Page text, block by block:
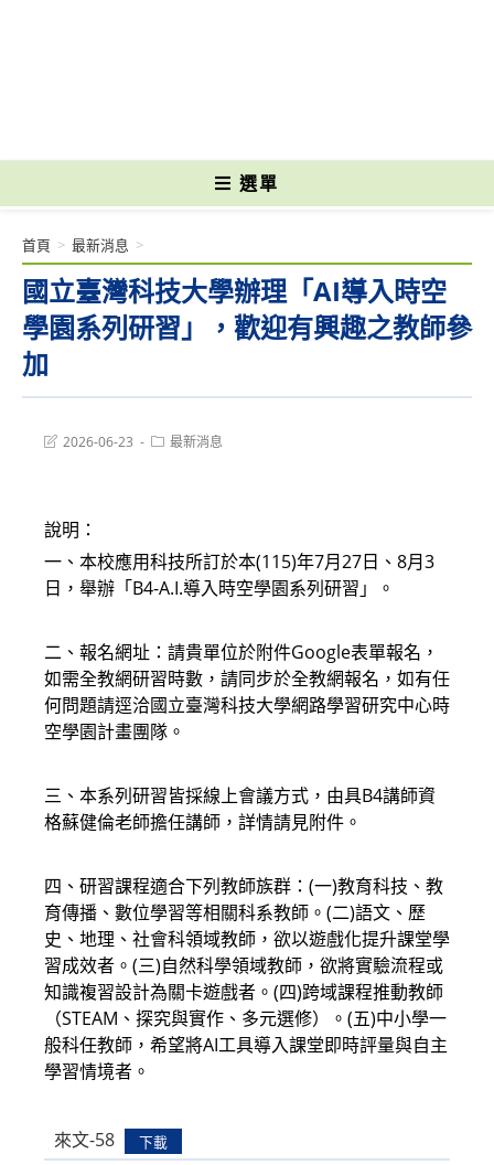
選單
國立臺灣科技大學辦理「AI導入時空
學園系列研習」，歡迎有興趣之教師參
加
首頁 > 最新消息 >
Post2026-06-23
Post最新消息
說明：
一、本校應用科技所訂於本(115)年7月27日、8月3
日，舉辦「B4-A.I.導入時空學園系列研習」。
二、報名網址：請貴單位於附件Google表單報名，
如需全教網研習時數，請同步於全教網報名，如有任
何問題請逕洽國立臺灣科技大學網路學習研究中心時
空學園計畫團隊。
三、本系列研習皆採線上會議方式，由具B4講師資
格蘇健倫老師擔任講師，詳情請見附件。
四、研習課程適合下列教師族群：(一)教育科技、教
育傳播、數位學習等相關科系教師。(二)語文、歷
史、地理、社會科領域教師，欲以遊戲化提升課堂學
習成效者。(三)自然科學領域教師，欲將實驗流程或
知識複習設計為關卡遊戲者。(四)跨域課程推動教師
（STEAM、探究與實作、多元選修）。(五)中小學一
般科任教師，希望將AI工具導入課堂即時評量與自主
學習情境者。
來文-58 下載